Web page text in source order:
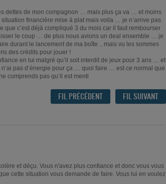
dettes de mon compagnon … mais plus ça va … et moins
financière mise à plat mais voila … je n’arrive pas
que c’est déjà compliqué 3 du mois car il faut rembourser
le coup … de plus nous avions un deal ensemble … je
durant le lancement de ma boîte .. mais vu les sommes
des crédits pour jouer !
en lui malgré qu’il soit interdit de jeux pour 3 ans … et
pas d’énergie pour ça … quoi faire … est ce normal que
comprends pas qu’il est menti
FIL PRÉCÉDENT FIL SUIVANT
et déçu. Vous n'avez plus confiance et donc vous vous
cette situation vous demande de faire. Vous lui en voulez